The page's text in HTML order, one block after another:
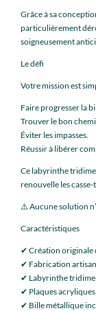
Grâce à sa
particulièrement
soigneusement
Le défi
Votre mission est
Faire progresser la
Trouver le bon
Éviter les impasses.
Réussir à libérer
Ce labyrinthe
renouvelle les casse-
⚠️ Aucune solution
Caractéristiques
✔ Création originale
✔ Fabrication
✔ Labyrinthe
✔ Plaques
✔ Bille métallique